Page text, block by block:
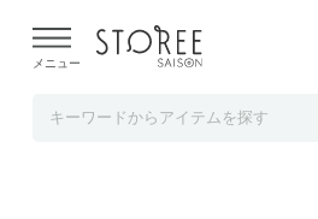
よる配送遅延が発生しております。
メニュー
GC とうもろこしカッター